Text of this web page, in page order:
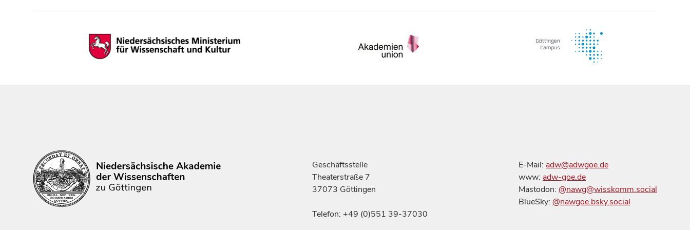
Geschäftsstelle
Theaterstraße 7
37073 Göttingen
Telefon: +49 (0)551 39-37030
E-Mail: adw@adwgoe.de
www: adw-goe.de
Mastodon: @nawg@wisskomm.social
BlueSky: @nawgoe.bsky.social